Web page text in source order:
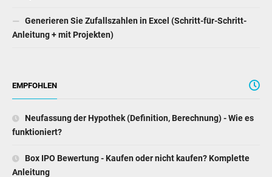
Generieren Sie Zufallszahlen in Excel (Schritt-für-Schritt-
Anleitung + mit Projekten)
EMPFOHLEN
Neufassung der Hypothek (Definition, Berechnung) - Wie es
funktioniert?
Box IPO Bewertung - Kaufen oder nicht kaufen? Komplette
Anleitung